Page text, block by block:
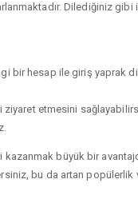
Dilediğiniz
bir hesap ile giriş yaprak
etmesini
büyük bir
bu da artan popülerlik